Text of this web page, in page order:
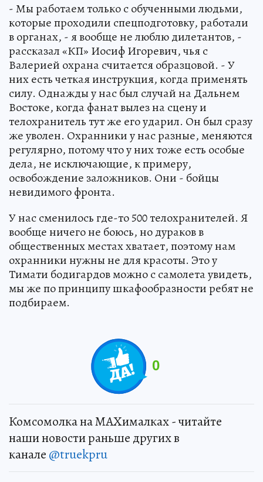
- Мы работаем только с обученными людьми,
которые проходили спецподготовку, работали
в органах, - я вообще не люблю дилетантов, -
рассказал «КП» Иосиф Игоревич, чья с
Валерией охрана считается образцовой. - У
них есть четкая инструкция, когда применять
силу. Однажды у нас был случай на Дальнем
Востоке, когда фанат вылез на сцену и
телохранитель тут же его ударил. Он был сразу
же уволен. Охранники у нас разные, меняются
регулярно, потому что у них тоже есть особые
дела, не исключающие, к примеру,
освобождение заложников. Они - бойцы
невидимого фронта.
У нас сменилось где-то 500 телохранителей. Я
вообще ничего не боюсь, но дураков в
общественных местах хватает, поэтому нам
охранники нужны не для красоты. Это у
Тимати бодигардов можно с самолета увидеть,
мы же по принципу шкафообразности ребят не
подбираем.
0
Комсомолка на MAXималках - читайте
наши новости раньше других в
канале @truekpru